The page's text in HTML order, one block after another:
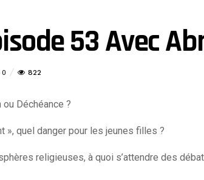
53 Avec
0 822
Déchéance ?
», quel danger pour les jeunes filles ?
religieuses, à quoi s’attendre des